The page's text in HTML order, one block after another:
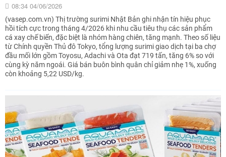
08:34 04/06/2026
(vasep.com.vn) Thị trường surimi Nhật Bản ghi nhận tín hiệu phục
hồi tích cực trong tháng 4/2026 khi nhu cầu tiêu thụ các sản phẩm
cá xay chế biến, đặc biệt là nhóm hàng chiên, tăng mạnh. Theo số liệu
từ Chính quyền Thủ đô Tokyo, tổng lượng surimi giao dịch tại ba chợ
đầu mối lớn gồm Toyosu, Adachi và Ota đạt 719 tấn, tăng 6% so với
cùng kỳ năm ngoái. Giá bán buôn bình quân chỉ giảm nhẹ 1%, xuống
còn khoảng 5,22 USD/kg.